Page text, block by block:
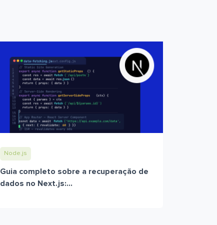
Node.js
Guia completo sobre a recuperação de
dados no Next.js:...